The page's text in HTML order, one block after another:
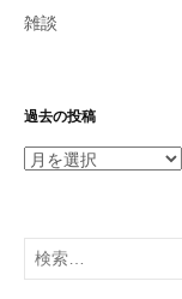
雑談
過去の投稿
過
投
稿
検
索: